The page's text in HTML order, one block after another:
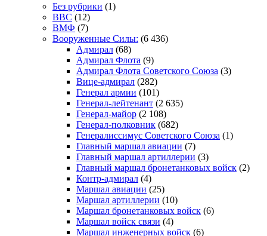
Без рубрики (1)
ВВС (12)
ВМФ (7)
Вооруженные Силы: (6 436)
Адмирал (68)
Адмирал Флота (9)
Адмирал Флота Советского Союза (3)
Вице-адмирал (282)
Генерал армии (101)
Генерал-лейтенант (2 635)
Генерал-майор (2 108)
Генерал-полковник (682)
Генералиссимус Советского Союза (1)
Главный маршал авиации (7)
Главный маршал артиллерии (3)
Главный маршал бронетанковых войск (2)
Контр-адмирал (4)
Маршал авиации (25)
Маршал артиллерии (10)
Маршал бронетанковых войск (6)
Маршал войск связи (4)
Маршал инженерных войск (6)